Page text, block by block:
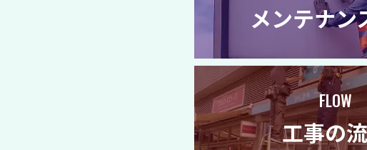
メンテナン
FLOW
工事の